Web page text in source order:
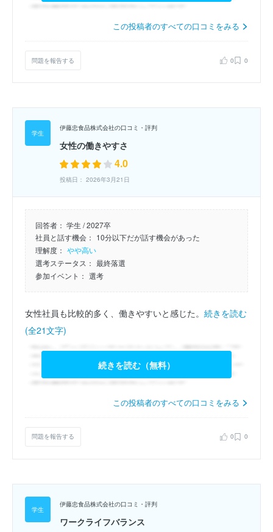
この投稿者のすべての口コミをみる
問題を報告する 0 0
伊藤忠食品株式会社の口コミ・評判
女性の働きやすさ
4.0
投稿日： 2026年3月21日
回答者： 学生 / 2027卒
社員と話す機会： 10分以下だが話す機会があった
理解度： やや高い
選考ステータス： 最終落選
参加イベント： 選考
女性社員も比較的多く、働きやすいと感じた。 続きを読む
(全21文字)
続きを読む（無料）
この投稿者のすべての口コミをみる
問題を報告する 0 0
伊藤忠食品株式会社の口コミ・評判
ワークライフバランス